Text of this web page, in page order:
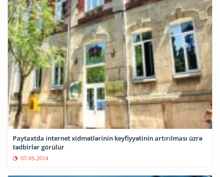
Paytaxtda internet xidmətlərinin keyfiyyətinin artırılması üzrə
tədbirlər görülür
07-05-2014